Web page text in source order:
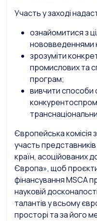
Участь у заході
ознайомитися з
нововведеннями
зрозуміти
промислових та
програм;
вивчити способи
Європейська комісія
участь
країн, асоційованих
Європа», щоб
фінансування MSCA
науковій
талантів у всьому
просторі та за його